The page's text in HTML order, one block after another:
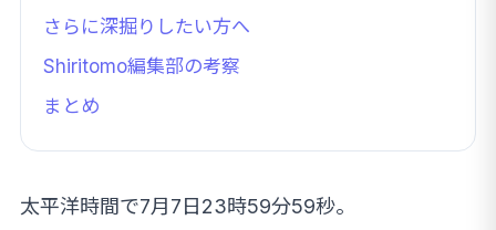
さらに深掘りしたい方へ
Shiritomo編集部の考察
まとめ
太平洋時間で7月7日23時59分59秒。